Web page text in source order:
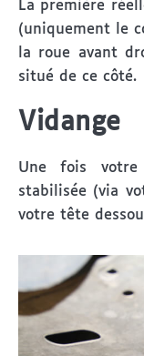
La première
(uniquement le
la roue avant
situé de ce côté.
Vidange
Une fois votre
stabilisée (via
votre tête